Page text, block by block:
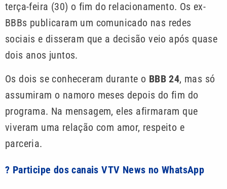
terça-feira (30) o fim do relacionamento. Os ex-
BBBs publicaram um comunicado nas redes
sociais e disseram que a decisão veio após quase
dois anos juntos.
Os dois se conheceram durante o BBB 24, mas só
assumiram o namoro meses depois do fim do
programa. Na mensagem, eles afirmaram que
viveram uma relação com amor, respeito e
parceria.
? Participe dos canais VTV News no WhatsApp